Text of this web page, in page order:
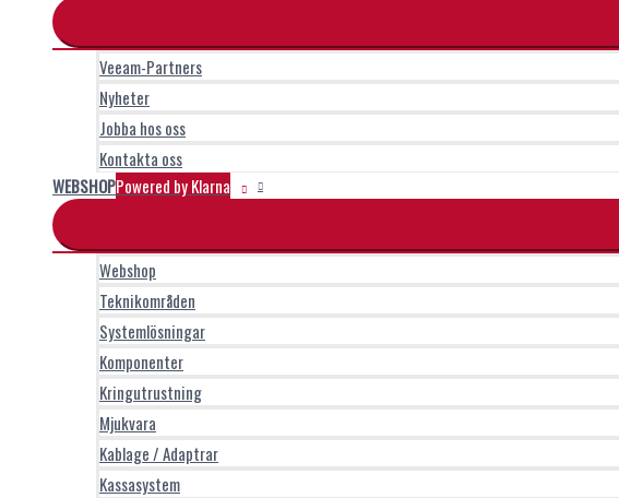
Veeam-Partners
Nyheter
Jobba hos oss
Kontakta oss
WEBSHOPPowered by Klarna
Webshop
Teknikområden
Systemlösningar
Komponenter
Kringutrustning
Mjukvara
Kablage / Adaptrar
Kassasystem